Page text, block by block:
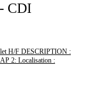
CDI
H/F DESCRIPTION :
2: Localisation :